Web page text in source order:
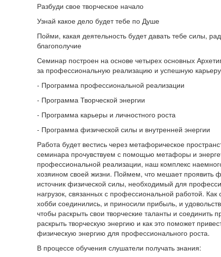
Разбуди свое творческое начало
Узнай какое дело будет тебе по Душе
Пойми, какая деятельность будет давать тебе силы,
благополучие
Семинар построен на основе четырех основных
за профессиональную реализацию и успешную
- Программа профессиональной реализации
- Программа Творческой энергии
- Программа карьеры и личностного роста
- Программа физической силы и внутренней энергии
Работа будет вестись через метафорическое
семинара прочувствуем с помощью метафоры и
профессиональной реализации, наш комплекс
хозяином своей жизни. Поймем, что мешает проявить
источник физической силы, необходимый для
нагрузок, связанных с профессиональной работой. Как
хобби соединились, и приносили прибыль, и
чтобы раскрыть свои творческие таланты и соединить
раскрыть творческую энергию и как это поможет
физическую энергию для профессионального роста.
В процессе обучения слушатели получать знания: